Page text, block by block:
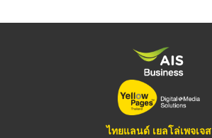
ไทยแลนด์ เยลโล่เพจเจส